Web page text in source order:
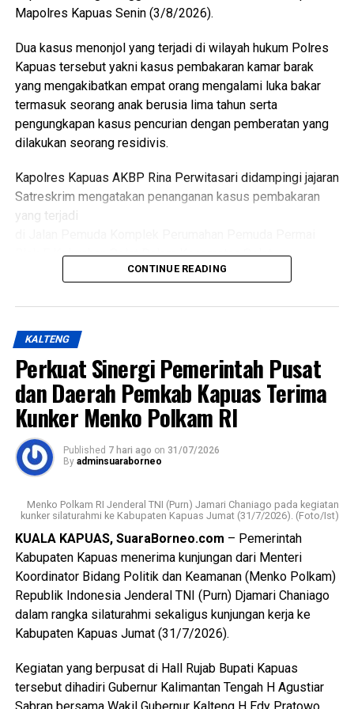
desa tenaga kesehatan kader Posyandu hingga
“Oleh karena itu sinergi lintas sektor menjadi kunci agar
berbagai persoalan kesehatan dan sosial dapat dideteksi
sejak dini serta ditangani secara cepat dan tepat, ” katanya.
Lebih lanjut ia mengatakan melalui kegiatan tersebut Tim
Pembina Posyandu Kabupaten Kapuas juga memperkuat
koordinasi.
“Dalam hal ini dengan pemerintah kecamatan pemerintah
kelompok rentan dapat dilakukan secara
berkesinambungan,” ujarnya.
Views: 23
Bagikan ke
WhatsApp 0 Facebook 0
Messenger
Mapolres Kapuas Senin (3/8/2026).
Dua kasus menonjol yang terjadi di wilayah hukum Polres
Kapuas tersebut yakni kasus pembakaran kamar barak
yang mengakibatkan empat orang mengalami luka bakar
termasuk seorang anak berusia lima tahun serta
pengungkapan kasus pencurian dengan pemberatan yang
dilakukan seorang residivis.
Kapolres Kapuas AKBP Rina Perwitasari didampingi jajaran
Satreskrim mengatakan penanganan kasus pembakaran
yang terjadi
Blok F Kelurahan Selat Dalam Kecamatan Selat.
setelah diduga sengaja membakar kamar barak tempat
Kapolres mengatakan kasus tersebut ditangani
berdasarkan Laporan Polisi Nomor
LP/B/32/VII/2026/SPKT/Polres Kapuas/Polda
Kalimantan Tengah tertanggal 20 Juli 2026.
Berdasarkan hasil penyelidikan aksi nekat itu dipicu
pertengkaran antara tersangka dengan kekasihnya Rah
hari dan bahkan disertai ancaman akan membakar kamar
“Malam kejadian tersangka sempat datang ke lokasi dan
berkumpul bersama para korban. Namun usai kembali dari
menonton pertandingan final Piala Dunia ia kembali
mendatangi barak karena kembali terlibat cekcok dengan
korban,” katanya.
Nah saat pintu kamar dikunci dari dalam tersangka
menggedor hingga mendobrak pintu kemudian masuk
CONTINUE READING
KALTENG
Perkuat Sinergi Pemerintah Pusat
dan Daerah Pemkab Kapuas Terima
Kunker Menko Polkam RI
Published 7 hari ago on 31/07/2026
By adminsuaraborneo
Menko Polkam RI Jenderal TNI (Purn) Jamari Chaniago pada kegiatan
kunker silaturahmi ke Kabupaten Kapuas Jumat (31/7/2026). (Foto/Ist)
KUALA KAPUAS, SuaraBorneo.com – Pemerintah
Kabupaten Kapuas menerima kunjungan dari Menteri
Koordinator Bidang Politik dan Keamanan (Menko Polkam)
Republik Indonesia Jenderal TNI (Purn) Djamari Chaniago
dalam rangka silaturahmi sekaligus kunjungan kerja ke
Kabupaten Kapuas Jumat (31/7/2026).
Kegiatan yang berpusat di Hall Rujab Bupati Kapuas
tersebut dihadiri Gubernur Kalimantan Tengah H Agustiar